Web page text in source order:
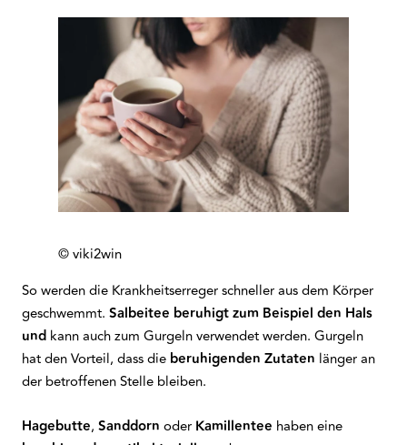
© viki2win
So werden die Krankheitserreger schneller aus dem Körper
geschwemmt. Salbeitee beruhigt zum Beispiel den Hals
und kann auch zum Gurgelnverwendet werden. Gurgeln
hat den Vorteil, dass die beruhigenden Zutaten länger an
der betroffenen Stelle bleiben.
Hagebutte, Sanddorn oder Kamillentee haben eine